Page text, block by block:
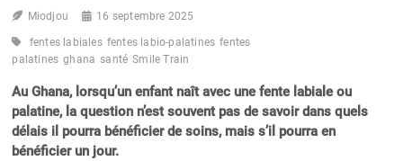
Miodjou 16 septembre 2025
fentes labiales fentes labio-palatines fentes
palatines ghana santé Smile Train
Au Ghana, lorsqu’un enfant naît avec une fente labiale ou
palatine, la question n’est souvent pas de savoir dans quels
délais il pourra bénéficier de soins, mais s’il pourra en
bénéficier un jour.